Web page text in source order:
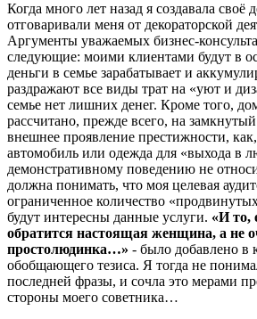
Когда много лет назад я создавала своё
отговаривали меня от декораторской
Аргументы уважаемых бизнес-
следующие: моими клиентами будут в
деньги в семье зарабатывает и
раздражают все виды трат на «уют и
семье нет лишних денег. Кроме того,
рассчитано, прежде всего, на
внешнее проявление престижности,
автомобиль или одежда для «выхода в
демонстративному поведению не
должна понимать, что моя целевая
ограниченное количество
будут интересны данные услуги. «И то,
обратится настоящая женщина, а не
простолюдинка…» - было добавлено в
обобщающего тезиса. Я тогда не
последней фразы, и сочла это мерами
стороны моего советника…